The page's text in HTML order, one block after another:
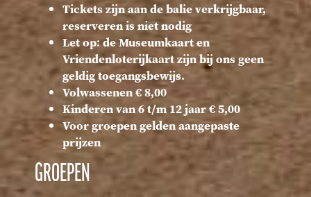
Tickets zijn aan de balie verkrijgbaar,
reserveren is niet nodig
Let op: de Museumkaart en
Vriendenloterijkaart zijn bij ons geen
geldig toegangsbewijs.
Volwassenen € 8,00
Kinderen van 6 t/m 12 jaar € 5,00
Voor groepen gelden aangepaste
prijzen
GROEPEN